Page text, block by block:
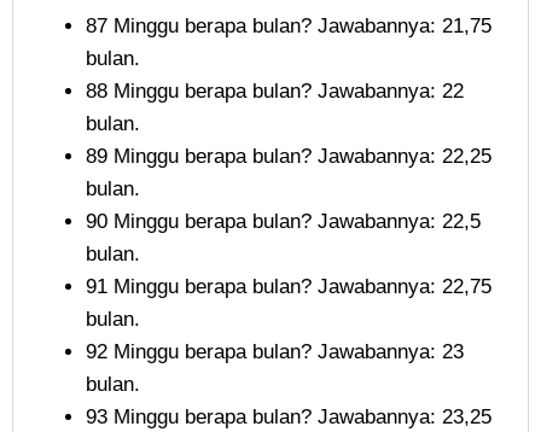
87 Minggu berapa bulan? Jawabannya: 21,75
bulan.
88 Minggu berapa bulan? Jawabannya: 22
bulan.
89 Minggu berapa bulan? Jawabannya: 22,25
bulan.
90 Minggu berapa bulan? Jawabannya: 22,5
bulan.
91 Minggu berapa bulan? Jawabannya: 22,75
bulan.
92 Minggu berapa bulan? Jawabannya: 23
bulan.
93 Minggu berapa bulan? Jawabannya: 23,25